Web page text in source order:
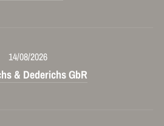
14/08/2026
& Dederichs GbR